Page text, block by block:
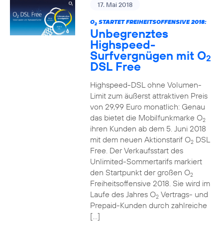
17. Mai 2018
O2STARTET FREIHEITSOFFENSIVE 2018:
Unbegrenztes
Highspeed-
Surfvergnügen mit O2
DSL Free
Highspeed-DSL ohne Volumen-
Limit zum äußerst attraktiven Preis
von 29,99 Euro monatlich: Genau
das bietet die Mobilfunkmarke O2
ihren Kunden ab dem 5. Juni 2018
mit dem neuen Aktionstarif O2DSL
Free. Der Verkaufsstart des
Unlimited-Sommertarifs markiert
den Startpunkt der großen O2
Freiheitsoffensive 2018. Sie wird im
Laufe des Jahres O2Vertrags- und
Prepaid-Kunden durch zahlreiche
[…]